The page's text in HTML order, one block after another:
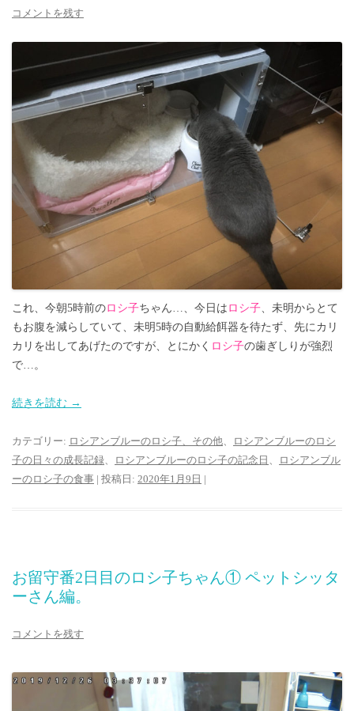
コメントを残す
これ、今朝5時前のロシ子ちゃん…、今日は ロシ子、未明からとて
もお腹を減らしていて、未明5時の自動給餌器を待たず、先にカリ
カリを出してあげたのですが、とにかく ロシ子の歯ぎしりが強烈
で…。
続きを読む →
カテゴリー: ロシアンブルーのロシ子、その他、
ロシアンブルーのロシ
子の日々の成長記録、 ロシアンブルーのロシ子の記念日 、
ロシアンブル
ーのロシ子の食事 | 投稿日: 2020年1月9日 |
お留守番2日目のロシ子ちゃん① ペットシッタ
ーさん編。
コメントを残す